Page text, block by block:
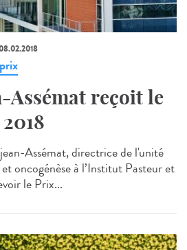
prix
Assémat reçoit le
Assémat, directrice de l'unité
oncogénèse à l’Institut Pasteur et
le Prix...